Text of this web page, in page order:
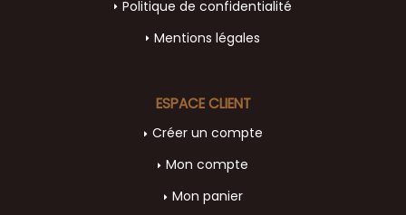
Politique de confidentialité
Mentions légales
ESPACE CLIENT
Créer un compte
Mon compte
Mon panier